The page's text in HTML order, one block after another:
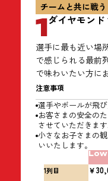
チームと共に戦う
1ダイヤモン
選手に最も近い場
で感じられる最前
で味わいたい方に
注意事項
選手やボールが飛
お客さまの安全の
させていただきます
小さなお子さまの
いいたします。
Low
1列目 ￥